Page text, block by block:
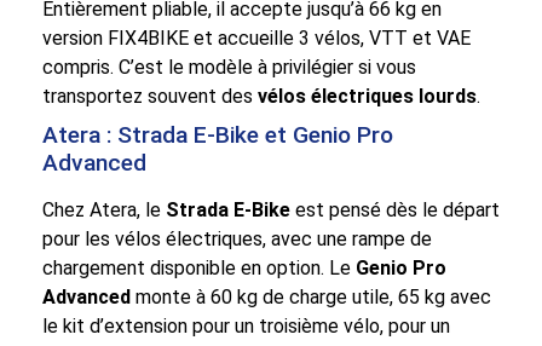
Entièrement pliable, il accepte jusqu’à 66 kg en
version FIX4BIKE et accueille 3 vélos, VTT et VAE
compris. C’est le modèle à privilégier si vous
transportez souvent des vélos électriques lourds.
Atera : Strada E-Bike et Genio Pro
Advanced
Chez Atera, le Strada E-Bike est pensé dès le départ
pour les vélos électriques, avec une rampe de
chargement disponible en option. Le Genio Pro
Advanced monte à 60 kg de charge utile, 65 kg avec
le kit d’extension pour un troisième vélo, pour un